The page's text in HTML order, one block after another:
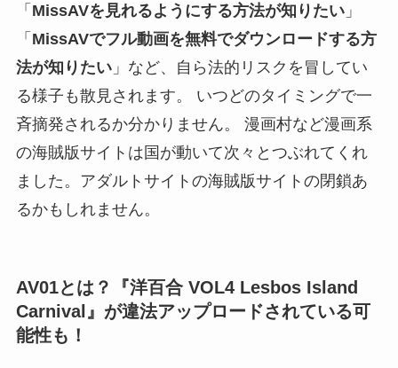
「 MissAVを見れるようにする方法が知りたい」
「 MissAVでフル動画を無料でダウンロードする方
法が知りたい」など、自ら法的リスクを冒してい
る様子も散見されます。 いつどのタイミングで一
斉摘発されるか分かりません。 漫画村など漫画系
の海賊版サイトは国が動いて次々とつぶれてくれ
ました。アダルトサイトの海賊版サイトの閉鎖あ
るかもしれません。
AV01とは？『洋百合 VOL4 Lesbos Island
Carnival』が違法アップロードされている可
能性も！